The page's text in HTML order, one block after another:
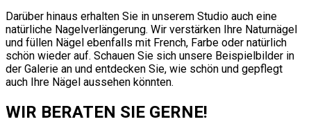
Darüber hinaus erhalten Sie in unserem Studio auch eine
natürliche Nagelverlängerung. Wir verstärken Ihre Naturnägel
und füllen Nägel ebenfalls mit French, Farbe oder natürlich
schön wieder auf. Schauen Sie sich unsere Beispielbilder in
der Galerie an und entdecken Sie, wie schön und gepflegt
auch Ihre Nägel aussehen könnten.
WIR BERATEN SIE GERNE!